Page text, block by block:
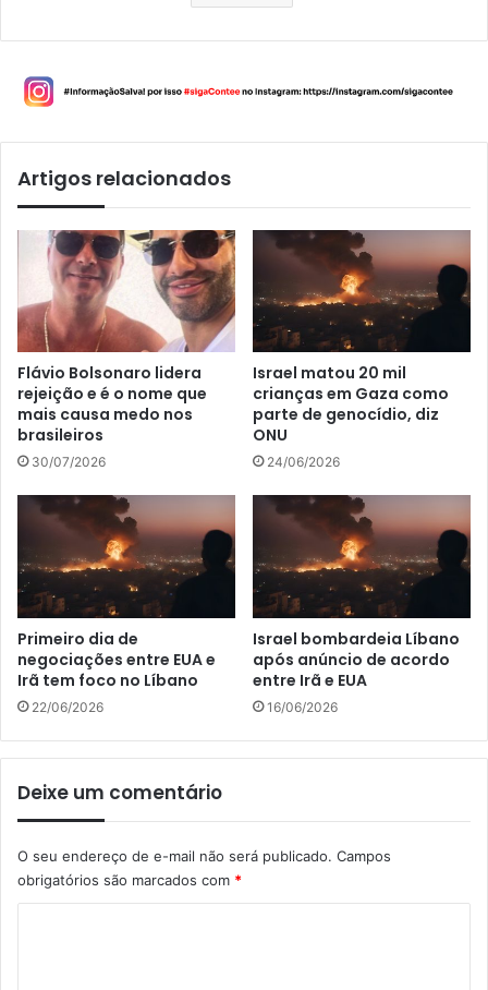
Artigos relacionados
Flávio Bolsonaro lidera
rejeição e é o nome que
mais causa medo nos
brasileiros
30/07/2026
Israel matou 20 mil
crianças em Gaza como
parte de genocídio, diz
ONU
24/06/2026
Primeiro dia de
negociações entre EUA e
Irã tem foco no Líbano
22/06/2026
Israel bombardeia Líbano
após anúncio de acordo
entre Irã e EUA
16/06/2026
Deixe um comentário
O seu endereço de e-mail não será publicado. Campos
obrigatórios são marcados com *